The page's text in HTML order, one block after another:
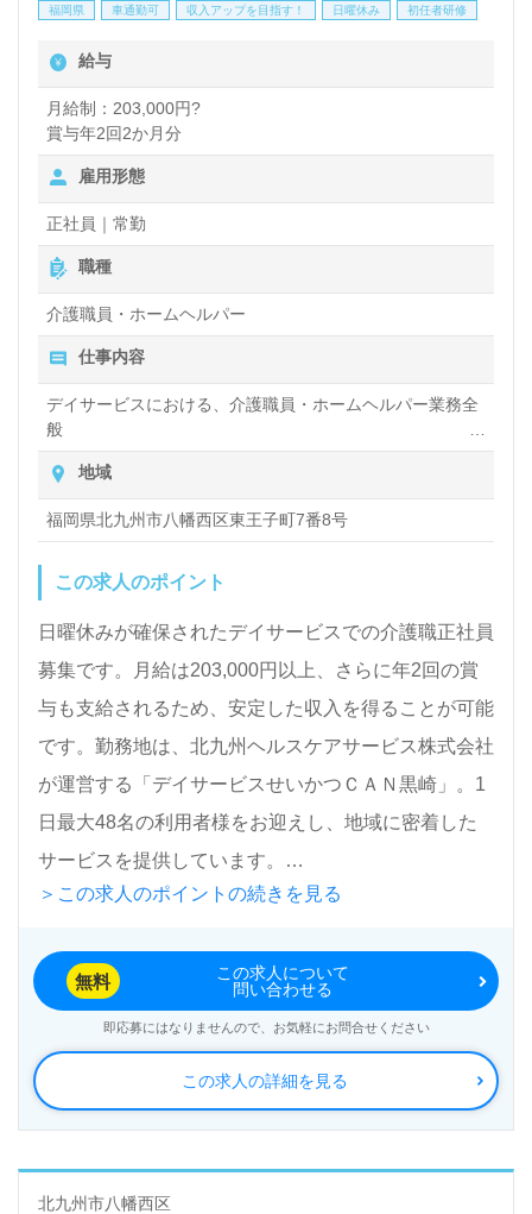
福岡県 車通勤可 収入アップを目指す！ 日曜休み 初任者研修
給与
月給制：203,000円?
賞与年2回2か月分
雇用形態
正社員｜常勤
職種
介護職員・ホームヘルパー
仕事内容
デイサービスにおける、介護職員・ホームヘルパー業務全
般
入浴や排せつ、食事などの身体的サポートや、買い物や掃
除、洗濯など日常生活のサポートなど
地域
福岡県北九州市八幡西区東王子町7番8号
この求人のポイント
日曜休みが確保されたデイサービスでの介護職正社員
募集です。月給は203,000円以上、さらに年2回の賞
与も支給されるため、安定した収入を得ることが可能
です。勤務地は、北九州ヘルスケアサービス株式会社
が運営する「デイサービスせいかつＣＡＮ黒崎」。1
日最大48名の利用者様をお迎えし、地域に密着した
サービスを提供しています。
なコミュニケーションが挙げられます。これにより、
ご利用者様も自然と笑顔になり、心地よい空間が生ま
れています。看護助手や介護職の経験がある方を歓迎
しており、デイサービスでの勤務経験は問いません。
明るく活気のある環境で、自分の資格と経験を活かし
て働くことができます。
＞この求人のポイントの続きを見る
この求人の詳細を見る
無料
この求人について
問い合わせる
即応募にはなりませんので、お気軽にお問合せください
北九州市八幡西区